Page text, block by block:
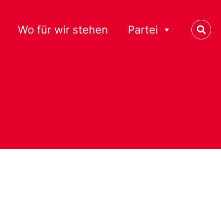
Wo für wir stehen Partei